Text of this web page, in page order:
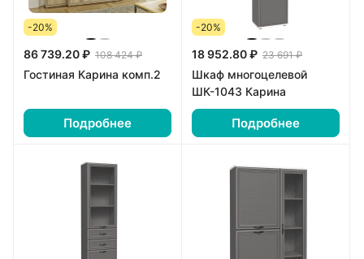
-20%
86 739.20 ₽ 108 424 ₽
Гостиная Карина комп.2
Подробнее
-20%
18 952.80 ₽ 23 691 ₽
Шкаф многоцелевой
ШК-1043 Карина
Подробнее